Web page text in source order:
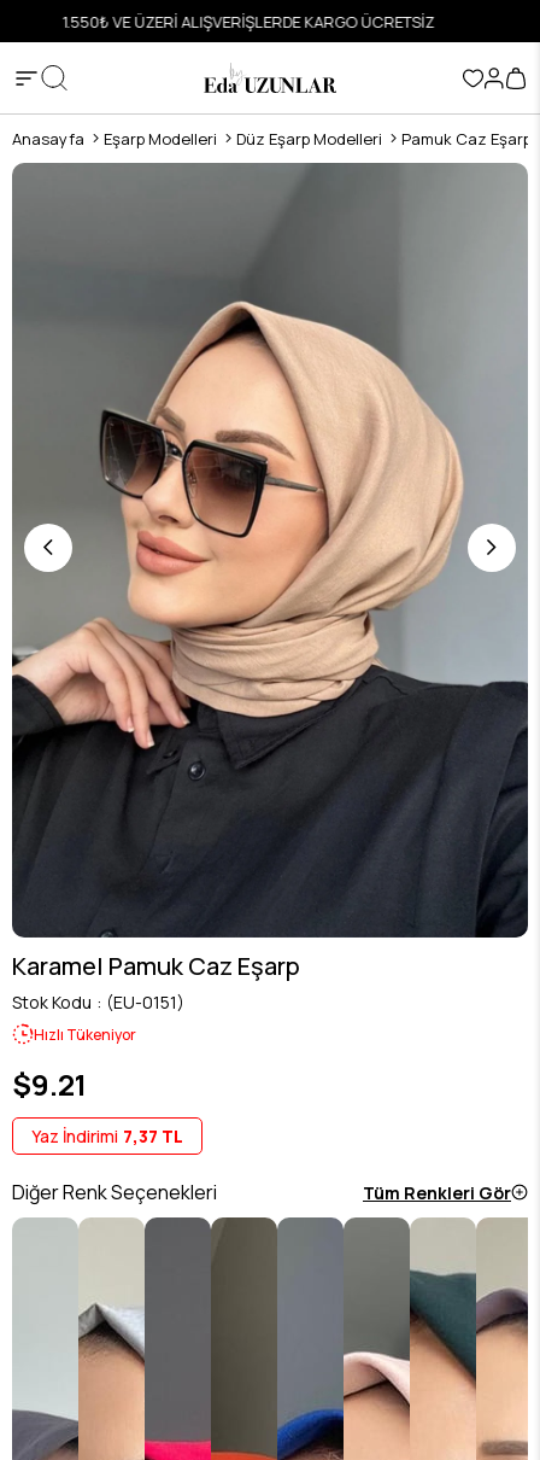
HIZLI VE GÜVENLİ ALIŞVERİŞ
Anasayfa Eşarp Modelleri Düz Eşarp Modelleri Pamuk Caz Eşarp
Karamel Pamuk Caz Eşarp
Stok Kodu (EU-0151)
Hızlı Tükeniyor
$9.21
Yaz İndirimi 7,37 TL
Diğer Renk Seçenekleri Tüm Renkleri Gör